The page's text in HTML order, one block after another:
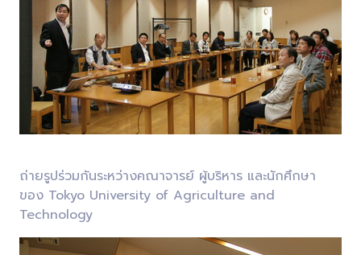
ถ่ายรูปร่วมกันระหว่างคณาจารย์ ผู้บริหาร และนักศึกษา
ของ Tokyo University of Agriculture and
Technology